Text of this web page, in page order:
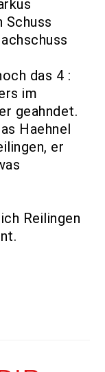
Schuss
das 4 :
im
geahndet.
Haehnel
er
Reilingen